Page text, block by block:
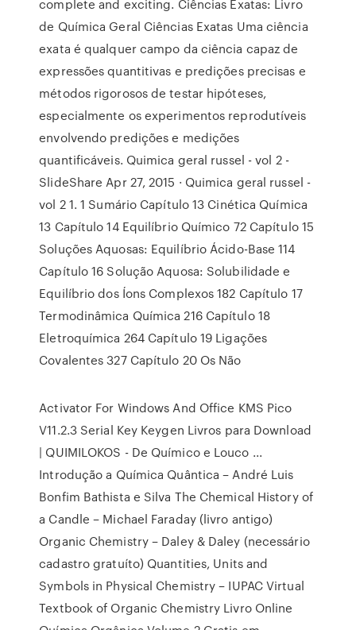
complete and exciting. Ciências Exatas: Livro
de Química Geral Ciências Exatas Uma ciência
exata é qualquer campo da ciência capaz de
expressões quantitivas e predições precisas e
métodos rigorosos de testar hipóteses,
especialmente os experimentos reprodutíveis
envolvendo predições e medições
quantificáveis. Quimica geral russel - vol 2 -
SlideShare Apr 27, 2015 · Quimica geral russel -
vol 2 1. 1 Sumário Capítulo 13 Cinética Química
13 Capítulo 14 Equilíbrio Químico 72 Capítulo 15
Soluções Aquosas: Equilíbrio Ácido-Base 114
Capítulo 16 Solução Aquosa: Solubilidade e
Equilíbrio dos Íons Complexos 182 Capítulo 17
Termodinâmica Química 216 Capítulo 18
Eletroquímica 264 Capítulo 19 Ligações
Covalentes 327 Capítulo 20 Os Não
Activator For Windows And Office KMS Pico
V11.2.3 Serial Key Keygen Livros para Download
| QUIMILOKOS - De Químico e Louco ...
Introdução a Química Quântica – André Luis
Bonfim Bathista e Silva The Chemical History of
a Candle – Michael Faraday (livro antigo)
Organic Chemistry – Daley & Daley (necessário
cadastro gratuíto) Quantities, Units and
Symbols in Physical Chemistry – IUPAC Virtual
Textbook of Organic Chemistry Livro Online